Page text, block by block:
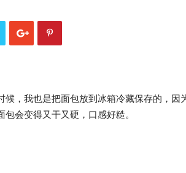
候，我也是把面包放到冰箱冷藏保存的，因
会变得又干又硬，口感好糙。